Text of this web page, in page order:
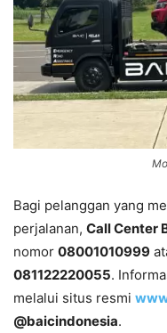
Bagi pelanggan yang
perjalanan, Call Center
nomor 08001010999
081122220055.
melalui situs resmi
@baicindonesia.